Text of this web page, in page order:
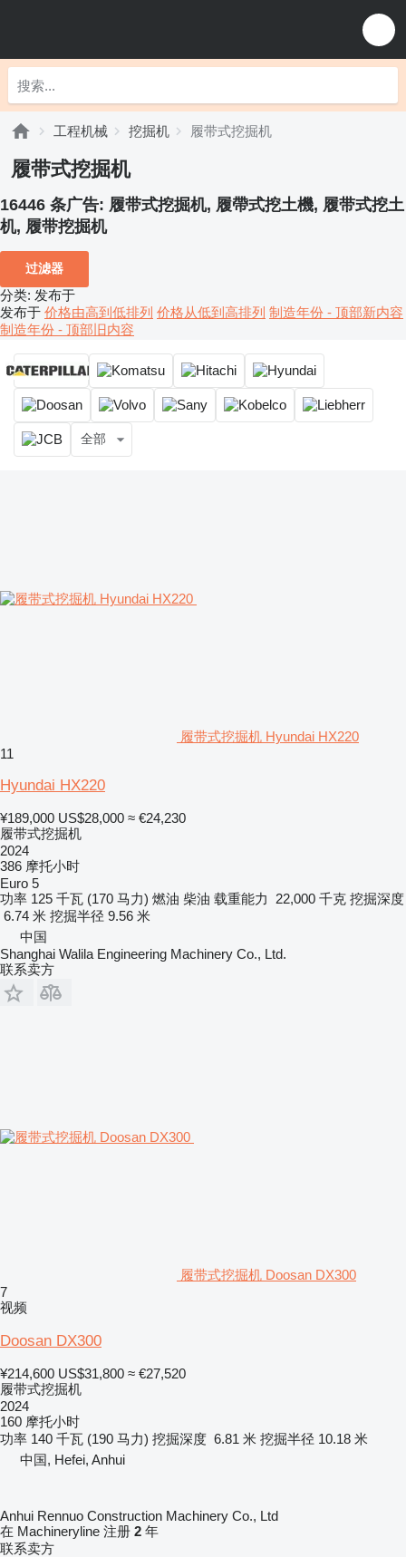
工程机械 挖掘机 履带式挖掘机
履带式挖掘机
16446 条广告: 履带式挖掘机, 履帶式挖土機, 履带式挖土
机, 履带挖掘机
过滤器
分类: 发布于
发布于 价格由高到低排列 价格从低到高排列 制造年份 - 顶部新内容
制造年份 - 顶部旧内容
全部
履带式挖掘机 Hyundai HX220
11
Hyundai HX220
¥189,000 US$28,000 ≈ €24,230
履带式挖掘机
2024
386 摩托小时
Euro 5
功率 125 千瓦 (170 马力) 燃油 柴油 载重能力 22,000 千克 挖掘深度
6.74 米 挖掘半径 9.56 米
中国
Shanghai Walila Engineering Machinery Co., Ltd.
联系卖方
履带式挖掘机 Doosan DX300
7
视频
Doosan DX300
¥214,600 US$31,800 ≈ €27,520
履带式挖掘机
2024
160 摩托小时
功率 140 千瓦 (190 马力) 挖掘深度 6.81 米 挖掘半径 10.18 米
中国, Hefei, Anhui
Anhui Rennuo Construction Machinery Co., Ltd
在 Machineryline 注册 2 年
联系卖方